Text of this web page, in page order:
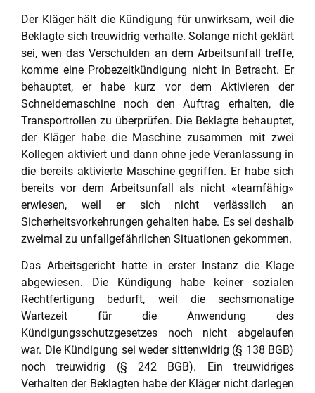
Der Kläger hält die Kündigung für unwirksam, weil die
Beklagte sich treuwidrig verhalte. Solange nicht geklärt
sei, wen das Verschulden an dem Arbeitsunfall treffe,
komme eine Probezeitkündigung nicht in Betracht. Er
behauptet, er habe kurz vor dem Aktivieren der
Schneidemaschine noch den Auftrag erhalten, die
Transportrollen zu überprüfen. Die Beklagte behauptet,
der Kläger habe die Maschine zusammen mit zwei
Kollegen aktiviert und dann ohne jede Veranlassung in
die bereits aktivierte Maschine gegriffen. Er habe sich
bereits vor dem Arbeitsunfall als nicht «teamfähig»
erwiesen, weil er sich nicht verlässlich an
Sicherheitsvorkehrungen gehalten habe. Es sei deshalb
zweimal zu unfallgefährlichen Situationen gekommen.
Das Arbeitsgericht hatte in erster Instanz die Klage
abgewiesen. Die Kündigung habe keiner sozialen
Rechtfertigung bedurft, weil die sechsmonatige
Wartezeit für die Anwendung des
Kündigungsschutzgesetzes noch nicht abgelaufen
war. Die Kündigung sei weder sittenwidrig (§ 138 BGB)
noch treuwidrig (§ 242 BGB). Ein treuwidriges
Verhalten der Beklagten habe der Kläger nicht darlegen